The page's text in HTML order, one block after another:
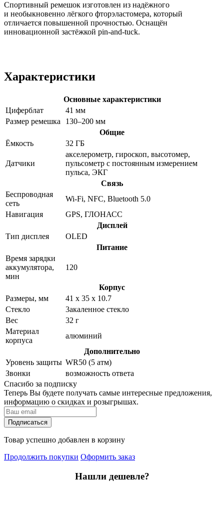
Спортивный ремешок изготовлен из надёжного
и необыкновенно лёгкого фторэластомера, который
отличается повышенной прочностью. Оснащён
инновационной застёжкой pin‑and‑tuck.
Характеристики
Основные характеристики
Циферблат
41 мм
Размер ремешка
130–200 мм
Общие
Ёмкость
32 ГБ
Датчики
акселерометр, гироскоп, высотомер,
пульсометр с постоянным измерением
пульса, ЭКГ
Связь
Беспроводная
сеть
Wi-Fi, NFC, Bluetooth 5.0
Навигация
GPS, ГЛОНАСС
Дисплей
Тип дисплея
OLED
Питание
Время зарядки
аккумулятора,
мин
120
Корпус
Размеры, мм
41 x 35 x 10.7
Стекло
3акаленное стекло
Вес
32 г
Материал
корпуса
алюминий
Дополнительно
Уровень защиты WR50 (5 атм)
Звонки
возможность ответа
Спасибо за подписку
Теперь Вы будете получать самые интересные предложения,
информацию о скидках и розыгрышах.
Подписаться
Товар успешно добавлен в корзину
Продолжить покупки Оформить заказ
Нашли дешевле?